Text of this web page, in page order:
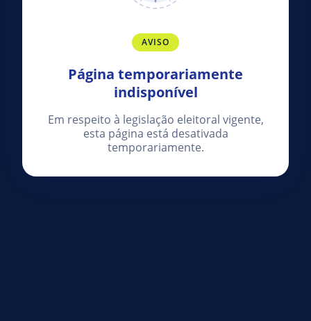
AVISO
Página temporariamente
indisponível
Em respeito à legislação eleitoral vigente,
esta página está desativada
temporariamente.